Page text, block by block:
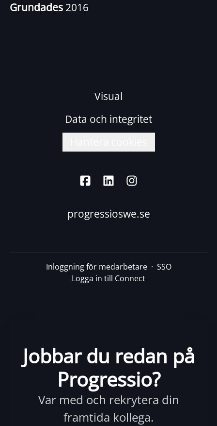
Grundades 2016
Visual
Data och integritet
progressioswe.se
Inloggning för medarbetare · SSO
Logga in till Connect
Jobbar du redan på
Progressio?
Var med och rekrytera din
framtida kollega.